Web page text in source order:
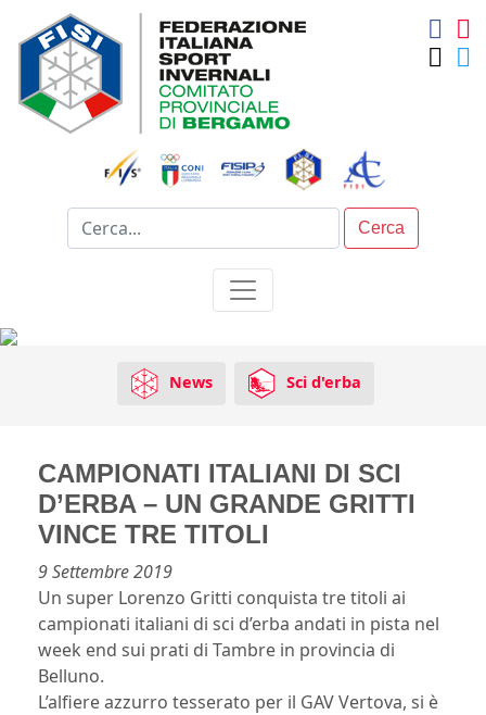
Cerca
News Sci d'erba
CAMPIONATI ITALIANI DI SCI
D’ERBA – UN GRANDE GRITTI
VINCE TRE TITOLI
9 Settembre 2019
Un super Lorenzo Gritti conquista tre titoli ai
campionati italiani di sci d’erba andati in pista nel
week end sui prati di Tambre in provincia di
Belluno.
L’alfiere azzurro tesserato per il GAV Vertova, si è